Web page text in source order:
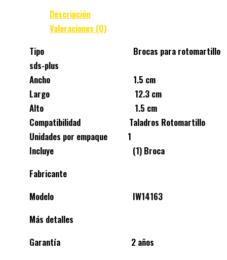
Descripción
Valoraciones (0)
Tipo Brocas para rotomartillo
sds-plus
Ancho 1.5 cm
Largo 12.3 cm
Alto 1.5 cm
Compatibilidad Taladros Rotomartillo
Unidades por empaque 1
Incluye (1) Broca
Fabricante
Modelo IW14163
Más detalles
Garantía 2 años